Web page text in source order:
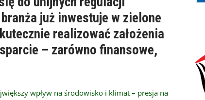
już inwestuje w zielone
realizować założenia
– zarówno finansowe,
wpływ na środowisko i klimat – presja na